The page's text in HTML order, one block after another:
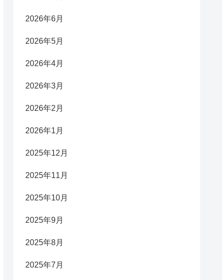
2026年6月
2026年5月
2026年4月
2026年3月
2026年2月
2026年1月
2025年12月
2025年11月
2025年10月
2025年9月
2025年8月
2025年7月